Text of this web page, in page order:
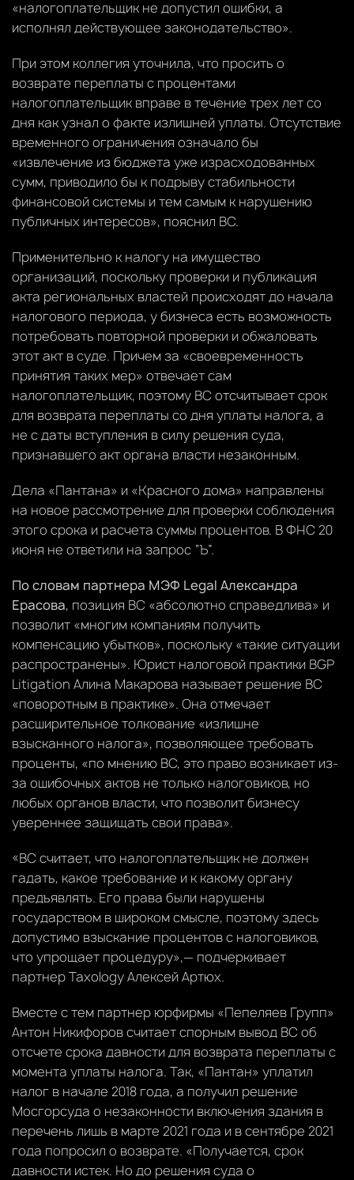
«налогоплательщик не допустил ошибки, а
исполнял действующее законодательство».
При этом коллегия уточнила, что просить о
возврате переплаты с процентами
налогоплательщик вправе в течение трех лет со
дня как узнал о факте излишней уплаты. Отсутствие
временного ограничения означало бы
«извлечение из бюджета уже израсходованных
сумм, приводило бы к подрыву стабильности
финансовой системы и тем самым к нарушению
публичных интересов», пояснил ВС.
Применительно к налогу на имущество
организаций, поскольку проверки и публикация
акта региональных властей происходят до начала
налогового периода, у бизнеса есть возможность
потребовать повторной проверки и обжаловать
этот акт в суде. Причем за «своевременность
принятия таких мер» отвечает сам
налогоплательщик, поэтому ВС отсчитывает срок
для возврата переплаты со дня уплаты налога, а
не с даты вступления в силу решения суда,
признавшего акт органа власти незаконным.
Дела «Пантана» и «Красного дома» направлены
на новое рассмотрение для проверки соблюдения
этого срока и расчета суммы процентов. В ФНС 20
июня не ответили на запрос “Ъ”.
По словам партнера МЭФ Legal Александра
Ерасова, позиция ВС «абсолютно справедлива» и
позволит «многим компаниям получить
компенсацию убытков», поскольку «такие ситуации
распространены». Юрист налоговой практики BGP
Litigation Алина Макарова называет решение ВС
«поворотным в практике». Она отмечает
расширительное толкование «излишне
взысканного налога», позволяющее требовать
проценты, «по мнению ВС, это право возникает из-
за ошибочных актов не только налоговиков, но
любых органов власти, что позволит бизнесу
увереннее защищать свои права».
«ВС считает, что налогоплательщик не должен
гадать, какое требование и к какому органу
предъявлять. Его права были нарушены
государством в широком смысле, поэтому здесь
допустимо взыскание процентов с налоговиков,
что упрощает процедуру»,— подчеркивает
партнер Taxology Алексей Артюх.
Вместе с тем партнер юрфирмы «Пепеляев Групп»
Антон Никифоров считает спорным вывод ВС об
отсчете срока давности для возврата переплаты с
момента уплаты налога. Так, «Пантан» уплатил
налог в начале 2018 года, а получил решение
Мосгорсуда о незаконности включения здания в
перечень лишь в марте 2021 года и в сентябре 2021
года попросил о возврате. «Получается, срок
давности истек. Но до решения суда о